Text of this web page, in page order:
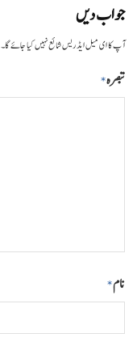
جواب دیں
آپ کا ای میل ایڈریس شائع نہیں کیا جائے گا۔
تبصرہ*
نام*